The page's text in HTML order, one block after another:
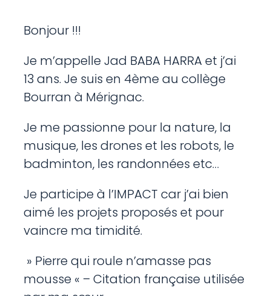
Bonjour !!!
Je m’appelle Jad BABA HARRA et j’ai
13 ans. Je suis en 4ème au collège
Bourran à Mérignac.
Je me passionne pour la nature, la
musique, les drones et les robots, le
badminton, les randonnées etc…
Je participe à l’IMPACT car j’ai bien
aimé les projets proposés et pour
vaincre ma timidité.
» Pierre qui roule n’amasse pas
mousse « – Citation française utilisée